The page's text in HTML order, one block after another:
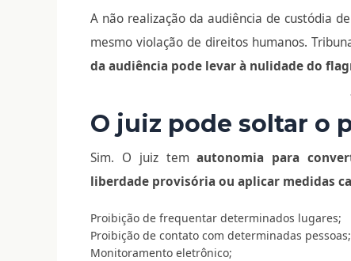
A não realização da audiência de custódia
mesmo violação de direitos humanos.
da audiência pode levar à nulidade do
O juiz pode soltar o
Sim. O juiz temautonomia para
liberdade provisória ou aplicar medidas
Proibição de frequentar determinados lugares;
Proibição de contato com determinadas pessoas;
Monitoramento eletrônico;